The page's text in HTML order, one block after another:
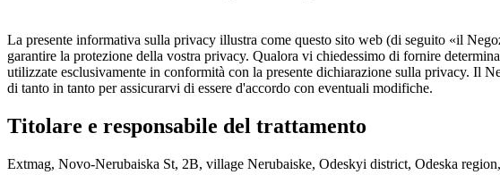
La presente informativa sulla privacy illustra come questo sito web (di seguito «il
garantire la protezione della vostra privacy. Qualora vi chiedessimo di fornire
utilizzate esclusivamente in conformità con la presente dichiarazione sulla privacy. Il
di tanto in tanto per assicurarvi di essere d'accordo con eventuali modifiche.
Titolare e responsabile del trattamento
Extmag, Novo-Nerubaiska St, 2B, village Nerubaiske, Odeskyi district, Odeska